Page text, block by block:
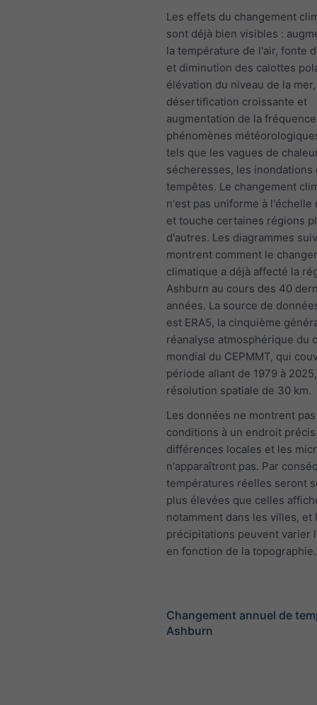
Les effets du changement
sont déjà bien visibles :
la température de l'air, fonte
et diminution des calottes
élévation du niveau de la mer,
désertification croissante et
augmentation de la
phénomènes
tels que les vagues de
sécheresses, les inondations
tempêtes. Le changement
n'est pas uniforme à l'échelle
et touche certaines régions
d'autres. Les diagrammes
montrent comment le
climatique a déjà affecté la
Ashburn au cours des 40
années. La source de
est ERA5, la cinquième
réanalyse atmosphérique du
mondial du CEPMMT, qui
période allant de 1979 à
résolution spatiale de 30 km.
Les données ne montrent
conditions à un endroit
différences locales et les
n'apparaîtront pas. Par
températures réelles seront
plus élevées que celles
notamment dans les villes, et
précipitations peuvent varier
en fonction de la topographie.
Changement annuel de
Ashburn